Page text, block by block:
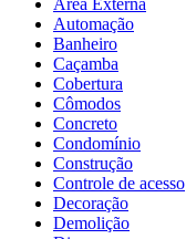
Automação
Banheiro
Caçamba
Cobertura
Cômodos
Concreto
Condomínio
Construção
Controle de acesso
Decoração
Demolição